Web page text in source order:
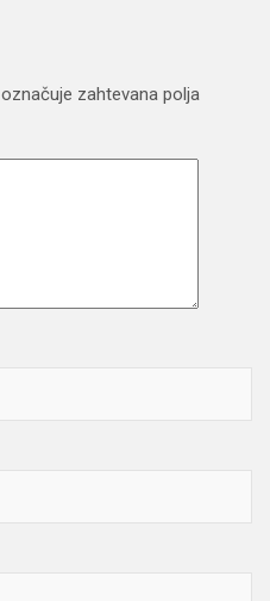
označuje zahtevana polja